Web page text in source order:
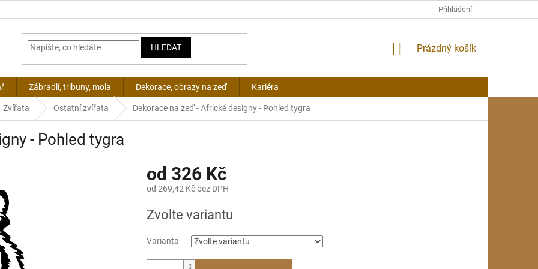
Přihlášení
HLEDAT
NÁKUPNÍ
Prázdný košík
Zábradlí, tribuny, mola Dekorace, obrazy na zeď Kariéra
Zvířata Ostatní zvířata Dekorace na zeď - Africké designy - Pohled tygra
- Pohled tygra
od 326 Kč
od 269,42 Kč bez DPH
cena:
Zvolte variantu
Varianta